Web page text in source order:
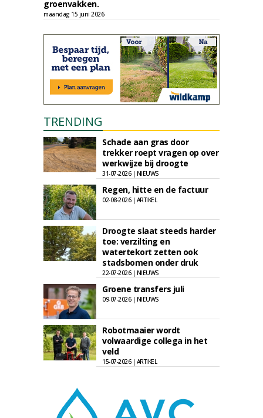
groenvakken.
maandag 15 juni 2026
TRENDING
Schade aan gras door
trekker roept vragen op over
werkwijze bij droogte
31-07-2026 | NIEUWS
Regen, hitte en de factuur
02-08-2026 | ARTIKEL
Droogte slaat steeds harder
toe: verzilting en
watertekort zetten ook
stadsbomen onder druk
22-07-2026 | NIEUWS
Groene transfers juli
09-07-2026 | NIEUWS
Robotmaaier wordt
volwaardige collega in het
veld
15-07-2026 | ARTIKEL